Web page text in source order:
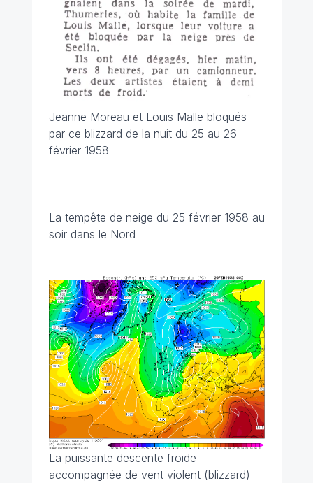
Jeanne Moreau et Louis Malle bloqués
par ce blizzard de la nuit du 25 au 26
février 1958
La tempête de neige du 25 février 1958 au
soir dans le Nord
La puissante descente froide
accompagnée de vent violent (blizzard)